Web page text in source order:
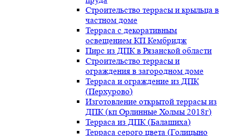
Строительство террасы и крыльца в
частном доме
Терраса с декоративным
освещением КП Кембридж
Пирс из ДПК в Рязанской области
Строительство террасы и
ограждения в загородном доме
Терраса и ограждение из ДПК
(Перхурово)
Изготовление открытой террасы из
ДПК (кп Орлинные Холмы 2018г)
Терраса из ДПК (Балашиха)
Терраса серого цвета (Голицыно